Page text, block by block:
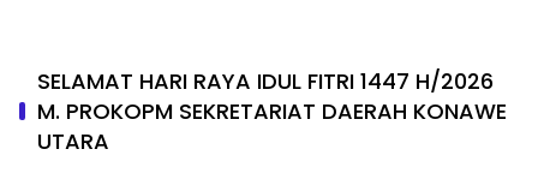
SELAMAT HARI RAYA IDUL FITRI 1447 H/2026
M. PROKOPM SEKRETARIAT DAERAH KONAWE
UTARA